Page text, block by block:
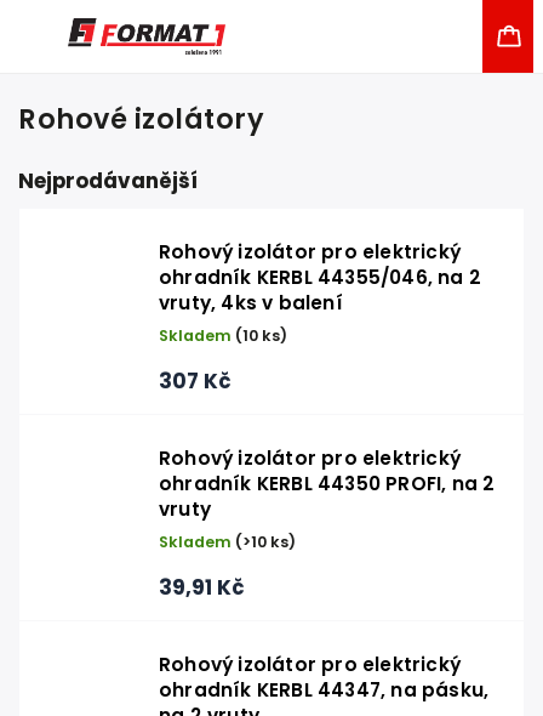
Rohové izolátory
Nejprodávanější
Rohový izolátor pro elektrický
ohradník KERBL 44355/046, na 2
vruty, 4ks v balení
Skladem (10 ks)
307 Kč
Rohový izolátor pro elektrický
ohradník KERBL 44350 PROFI, na 2
vruty
Skladem (>10 ks)
39,91 Kč
Rohový izolátor pro elektrický
ohradník KERBL 44347, na pásku,